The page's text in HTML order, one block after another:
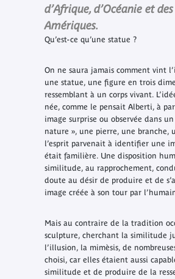
d’Afrique, d’Océanie et des
Amériques.
Qu’est-ce qu’une statue ?
On ne saura jamais comment vint
une statue, une figure en trois
ressemblant à un corps vivant.
née, comme le pensait Alberti, à
image surprise ou observée dans
nature », une pierre, une branche,
l’esprit parvenait à identifier une
était familière. Une disposition
similitude, au rapprochement,
doute au désir de produire et de
image créée à son tour par
Mais au contraire de la tradition
sculpture, cherchant la similitude
l’illusion, la mimèsis, de
choisi, car elles étaient aussi
similitude et de produire de la